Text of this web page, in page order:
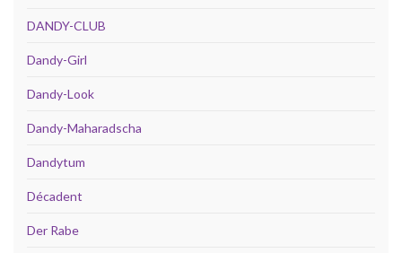
DANDY-CLUB
Dandy-Girl
Dandy-Look
Dandy-Maharadscha
Dandytum
Décadent
Der Rabe